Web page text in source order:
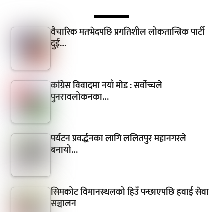
वैचारिक मतभेदपछि प्रगतिशील लोकतान्त्रिक पार्टी
दुई…
कांग्रेस विवादमा नयाँ मोड : सर्वोच्चले
पुनरावलोकनका…
पर्यटन प्रवर्द्धनका लागि ललितपुर महानगरले
बनायो…
सिमकोट विमानस्थलको हिउँ पन्छाएपछि हवाई सेवा
सञ्चालन